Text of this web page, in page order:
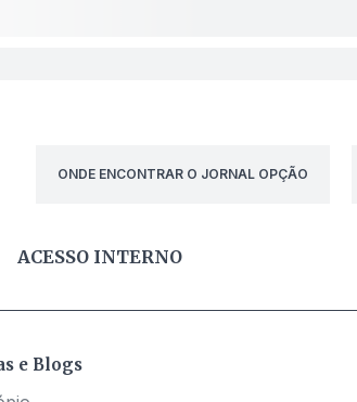
ONDE ENCONTRAR O JORNAL OPÇÃO
ACESSO INTERNO
e Blogs